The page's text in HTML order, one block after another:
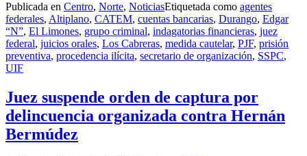
Publicada en Centro, Norte, NoticiasEtiquetada como agentes
federales, Altiplano, CATEM, cuentas bancarias, Durango, Edgar
“N”, El Limones, grupo criminal, indagatorias financieras, juez
federal, juicios orales, Los Cabreras, medida cautelar, PJF, prisión
preventiva, procedencia ilícita, secretario de organización, SSPC,
UIF
Juez suspende orden de captura por
delincuencia organizada contra Hernán
Bermúdez